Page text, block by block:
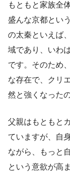
もともと家族全
盛んな京都とい
の太秦といえば
域であり、いわ
です。そのため
な存在で、クリ
然と強くなった
父親はもともと
ていますが、自
ながら、もっと
という意欲が高